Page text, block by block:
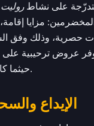
على نشاطروليت
مزايا
حصرية، وذلك وفق
عروض ترحيبية على
حيثما كان ذلك مسموحاً.
الإيداع